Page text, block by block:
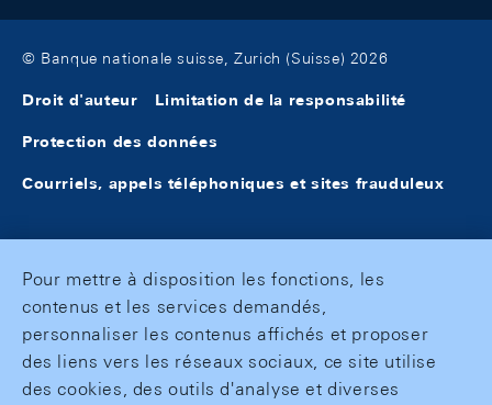
© Banque nationale suisse, Zurich (Suisse) 2026
Droit d'auteur Limitation de la responsabilité
Protection des données
Courriels, appels téléphoniques et sites frauduleux
Pour mettre à disposition les fonctions, les
contenus et les services demandés,
personnaliser les contenus affichés et proposer
des liens vers les réseaux sociaux, ce site utilise
des cookies, des outils d'analyse et diverses